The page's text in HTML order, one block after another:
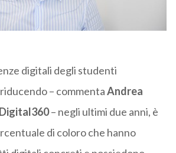
digitali degli studenti
– commentaAndrea
Digital360– negli ultimi due anni, è
di coloro che hanno